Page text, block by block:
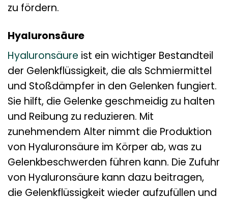
zu fördern.
Hyaluronsäure
Hyaluronsäure ist ein wichtiger Bestandteil
der Gelenkflüssigkeit, die als Schmiermittel
und Stoßdämpfer in den Gelenken fungiert.
Sie hilft, die Gelenke geschmeidig zu halten
und Reibung zu reduzieren. Mit
zunehmendem Alter nimmt die Produktion
von Hyaluronsäure im Körper ab, was zu
Gelenkbeschwerden führen kann. Die Zufuhr
von Hyaluronsäure kann dazu beitragen,
die Gelenkflüssigkeit wieder aufzufüllen und